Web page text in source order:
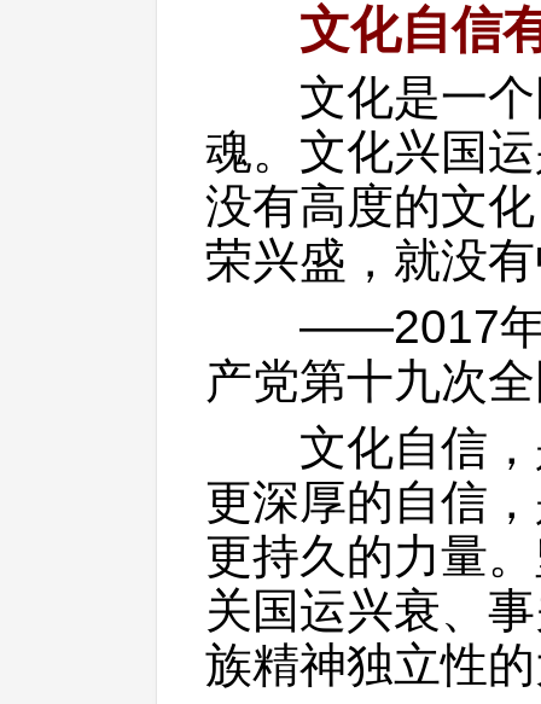
文化自信
文化是一个
魂。文化兴国
没有高度的文
荣兴盛，就没
——2017年
产党第十九次
文化自信，
更深厚的自信
更持久的力量
关国运兴衰、
族精神独立性